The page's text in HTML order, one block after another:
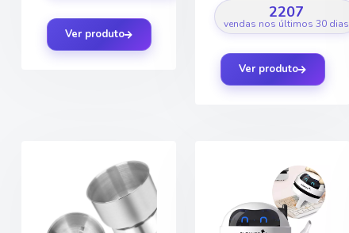
Ver produto
2207
vendas nos últimos 30 dias
Ver produto